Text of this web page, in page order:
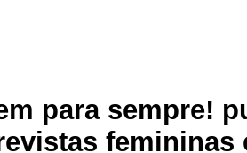
para sempre!
femininas